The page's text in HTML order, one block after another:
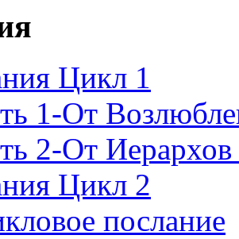
Цикл 1
1-От
2-От
Цикл 2
послание